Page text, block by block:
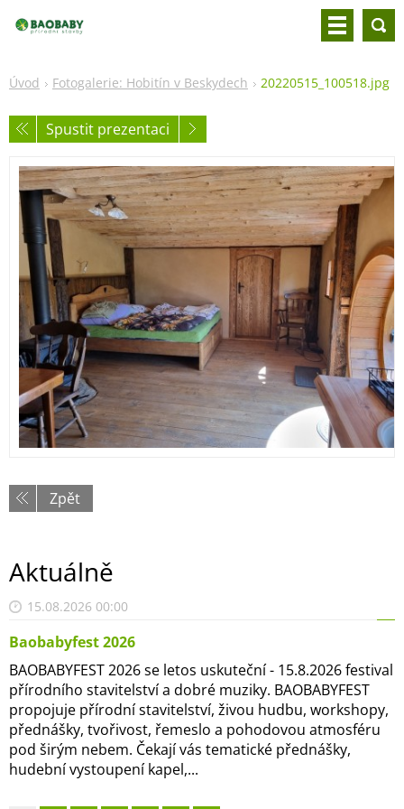
Úvod Fotogalerie: Hobitín v Beskydech 20220515_100518.jpg
Spustit prezentaci
Zpět
Aktuálně
15.08.2026 00:00
Baobabyfest 2026
BAOBABYFEST 2026 se letos uskuteční - 15.8.2026 festival
přírodního stavitelství a dobré muziky. BAOBABYFEST
propojuje přírodní stavitelství, živou hudbu, workshopy,
přednášky, tvořivost, řemeslo a pohodovou atmosféru
pod širým nebem. Čekají vás tematické přednášky,
hudební vystoupení kapel,...